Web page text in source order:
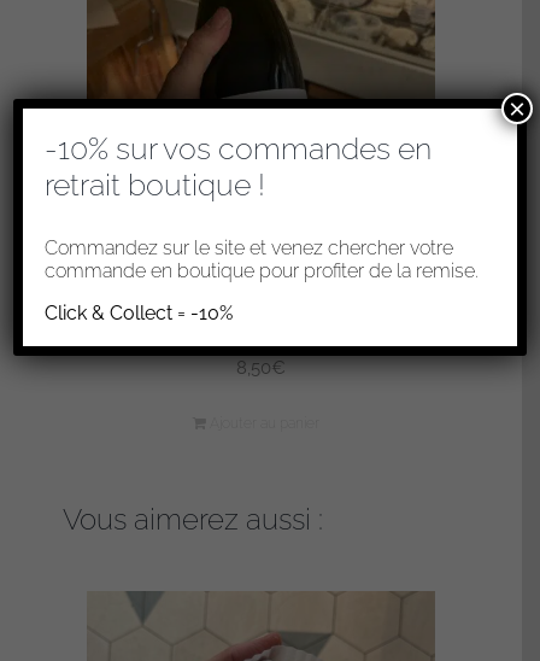
CIDRE FERMIER BIO DU PAYS D’AUGE
8,50€
Vous aimerez aussi :
-10% sur vos commandes en
retrait boutique !
Commandez sur le site et venez chercher votre
commande en boutique pour profiter de la remise.
Click & Collect = -10%
×